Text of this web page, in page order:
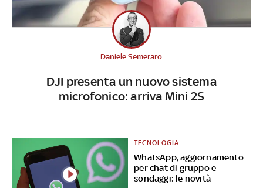
DJI presenta un nuovo sistema
microfonico: arriva Mini 2S
Daniele Semeraro
WhatsApp, aggiornamento
per chat di gruppo e
sondaggi: le novità
TECNOLOGIA